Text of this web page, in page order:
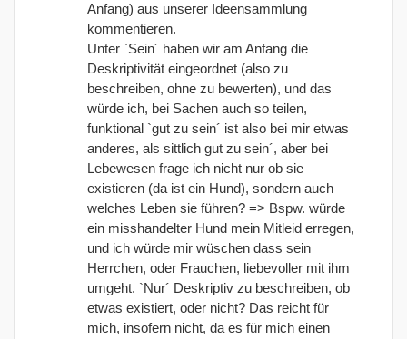
Anfang) aus unserer Ideensammlung
kommentieren.
Unter `Sein´ haben wir am Anfang die
Deskriptivität eingeordnet (also zu
beschreiben, ohne zu bewerten), und das
würde ich, bei Sachen auch so teilen,
funktional `gut zu sein´ ist also bei mir etwas
anderes, als sittlich gut zu sein´, aber bei
Lebewesen frage ich nicht nur ob sie
existieren (da ist ein Hund), sondern auch
welches Leben sie führen? => Bspw. würde
ein misshandelter Hund mein Mitleid erregen,
und ich würde mir wüschen dass sein
Herrchen, oder Frauchen, liebevoller mit ihm
umgeht. `Nur´ Deskriptiv zu beschreiben, ob
etwas existiert, oder nicht? Das reicht für
mich, insofern nicht, da es für mich einen